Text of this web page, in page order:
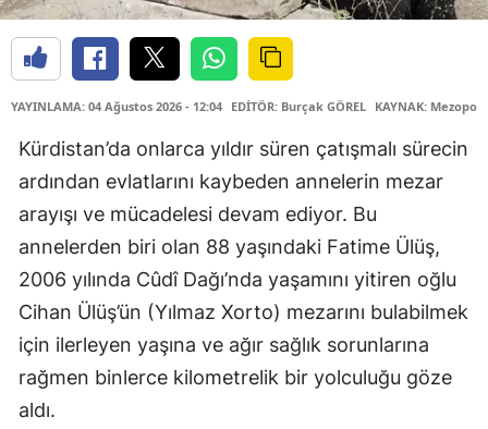
YAYINLAMA: 04 Ağustos 2026 - 12:04 EDİTÖR: Burçak GÖREL KAYNAK:
Kürdistan’da onlarca yıldır süren çatışmalı sürecin
ardından evlatlarını kaybeden annelerin mezar
arayışı ve mücadelesi devam ediyor. Bu
annelerden biri olan 88 yaşındaki Fatime Ülüş,
2006 yılında Cûdî Dağı’nda yaşamını yitiren oğlu
Cihan Ülüş’ün (Yılmaz Xorto) mezarını bulabilmek
için ilerleyen yaşına ve ağır sağlık sorunlarına
rağmen binlerce kilometrelik bir yolculuğu göze
aldı.